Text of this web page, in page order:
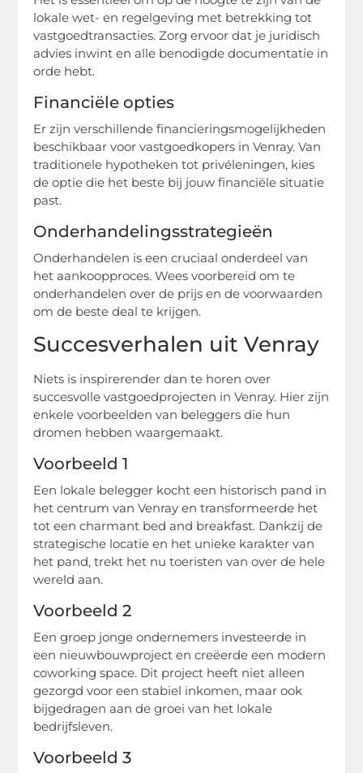
lokale wet- en regelgeving met betrekking tot
vastgoedtransacties. Zorg ervoor dat je juridisch
advies inwint en alle benodigde documentatie in
orde hebt.
Financiële opties
Er zijn verschillende financieringsmogelijkheden
beschikbaar voor vastgoedkopers in Venray. Van
traditionele hypotheken tot privéleningen, kies
de optie die het beste bij jouw financiële situatie
past.
Onderhandelingsstrategieën
Onderhandelen is een cruciaal onderdeel van
het aankoopproces. Wees voorbereid om te
onderhandelen over de prijs en de voorwaarden
om de beste deal te krijgen.
Succesverhalen uit Venray
Niets is inspirerender dan te horen over
succesvolle vastgoedprojecten in Venray. Hier zijn
enkele voorbeelden van beleggers die hun
dromen hebben waargemaakt.
Voorbeeld 1
Een lokale belegger kocht een historisch pand in
het centrum van Venray en transformeerde het
tot een charmant bed and breakfast. Dankzij de
strategische locatie en het unieke karakter van
het pand, trekt het nu toeristen van over de hele
wereld aan.
Voorbeeld 2
Een groep jonge ondernemers investeerde in
een nieuwbouwproject en creëerde een modern
coworking space. Dit project heeft niet alleen
gezorgd voor een stabiel inkomen, maar ook
bijgedragen aan de groei van het lokale
bedrijfsleven.
Voorbeeld 3